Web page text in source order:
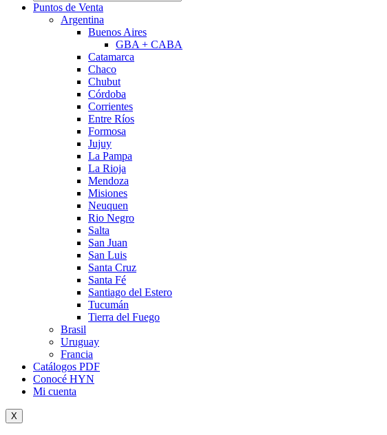
Puntos de Venta
Argentina
Buenos Aires
GBA + CABA
Catamarca
Chaco
Chubut
Córdoba
Corrientes
Entre Ríos
Formosa
Jujuy
La Pampa
La Rioja
Mendoza
Misiones
Neuquen
Rio Negro
Salta
San Juan
San Luis
Santa Cruz
Santa Fé
Santiago del Estero
Tucumán
Tierra del Fuego
Brasil
Uruguay
Francia
Catálogos PDF
Conocé HYN
Mi cuenta
X